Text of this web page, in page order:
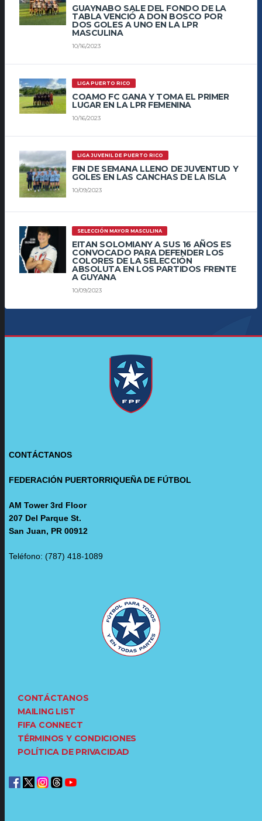
GUAYNABO SALE DEL FONDO DE LA
TABLA VENCIÓ A DON BOSCO POR
DOS GOLES A UNO EN LA LPR
MASCULINA
10/16/2023
LIGA PUERTO RICO
COAMO FC GANA Y TOMA EL PRIMER
LUGAR EN LA LPR FEMENINA
10/16/2023
LIGA JUVENIL DE PUERTO RICO
FIN DE SEMANA LLENO DE JUVENTUD Y
GOLES EN LAS CANCHAS DE LA ISLA
10/09/2023
SELECCIÓN MAYOR MASCULINA
EITAN SOLOMIANY A SUS 16 AÑOS ES
CONVOCADO PARA DEFENDER LOS
COLORES DE LA SELECCIÓN
ABSOLUTA EN LOS PARTIDOS FRENTE
A GUYANA
10/09/2023
CONTÁCTANOS
FEDERACIÓN PUERTORRIQUEÑA DE FÚTBOL
AM Tower 3rd Floor
207 Del Parque St.
San Juan, PR 00912
Teléfono: (787) 418-1089
CONTÁCTANOS
MAILING LIST
FIFA CONNECT
TÉRMINOS Y CONDICIONES
POLÍTICA DE PRIVACIDAD